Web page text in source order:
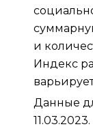
и
Индекс
Данные
11.03.2023.